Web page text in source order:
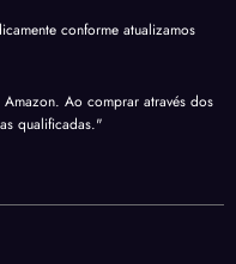
conforme atualizamos
Ao comprar através dos
qualificadas."